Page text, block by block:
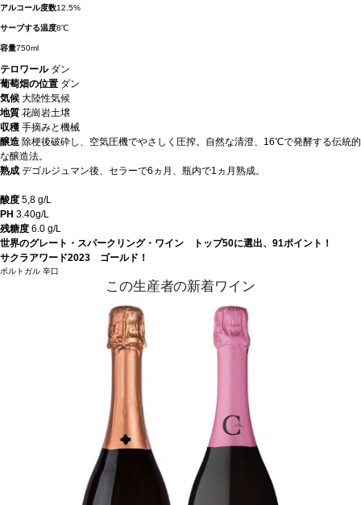
アルコール度数12.5%
サーブする温度8℃
容量750ml
テロワールダン
葡萄畑の位置ダン
気候大陸性気候
地質花崗岩土壌
収穫手摘みと機械
醸造除梗後破砕し、空気圧機でやさしく圧搾。自然な清澄、16℃で発酵する伝統的
な醸造法。
熟成デゴルジュマン後、セラーで6ヵ月、瓶内で1ヵ月熟成。
酸度5,8 g/L
PH 3.40g/L
残糖度6.0 g/L
世界のグレート・スパークリング・ワイン トップ50に選出、91ポイント！
サクラアワード2023 ゴールド！
ポルトガル 辛口
この生産者の新着ワイン